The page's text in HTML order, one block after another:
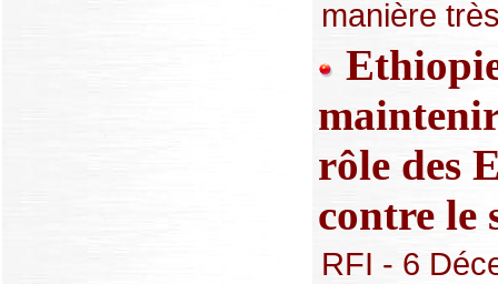
manière
rôle des
contre le
RFI - 6